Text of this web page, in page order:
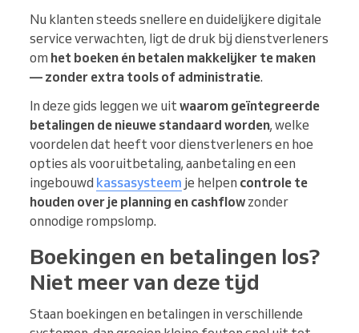
Nu klanten steeds snellere en duidelijkere digitale
service verwachten, ligt de druk bij dienstverleners
om het boeken én betalen makkelijker te maken
— zonder extra tools of administratie.
In deze gids leggen we uitwaarom geïntegreerde
betalingen de nieuwe standaard worden, welke
voordelen dat heeft voor dienstverleners en hoe
opties als vooruitbetaling, aanbetaling en een
ingebouwd kassasysteem je helpen controle te
houden over je planning en cashflow zonder
onnodige rompslomp.
Boekingen en betalingen los?
Niet meer van deze tijd
Staan boekingen en betalingen in verschillende